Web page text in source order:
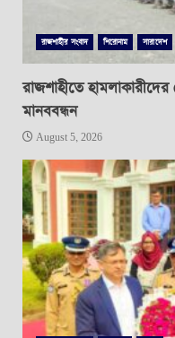
রাজশাহীর সংবাদ শিরোনাম সারাদেশ
রাজশাহীতে
মানববন্ধন
August 5, 2026